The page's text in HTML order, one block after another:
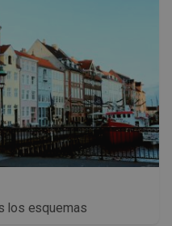
los esquemas